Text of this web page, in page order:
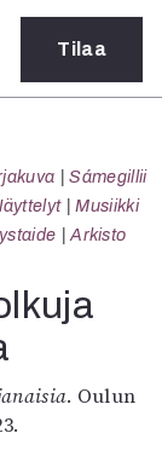
Tilaa
Sámegillii
Musiikki
Arkisto
. Oulun